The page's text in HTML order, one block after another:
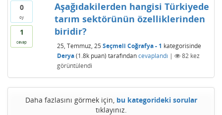
0
oy
1
cevap
Aşağıdakilerden hangisi Türkiyede
tarım sektörünün özelliklerinden
biridir?
25, Temmuz, 25 Seçmeli Coğrafya - 1 kategorisinde
Derya (1.8kpuan) tarafından cevaplandı | 82kez
görüntülendi
Daha fazlasını görmek için, bu kategorideki sorular
tıklayınız.